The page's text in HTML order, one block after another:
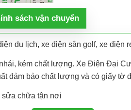
sách vận chuyển
du lịch, xe điện sân golf, xe điện
kém chất lượng. Xe Điện Đại
đảm bảo chất lượng và có giấy tờ
sửa chữa tận nơi